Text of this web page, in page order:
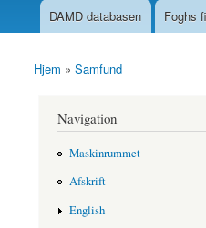
Main menu
DAMD databasen Foghs
You are here
Hjem » Samfund
Navigation
Maskinrummet
Afskrift
English